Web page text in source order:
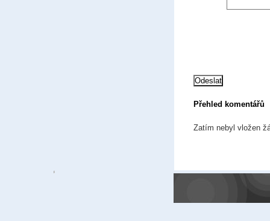
Přehled komentářů
Zatím nebyl vložen